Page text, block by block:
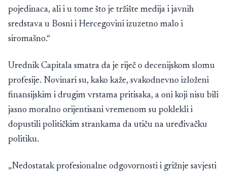
pojedinaca, ali i u tome što je tržište medija i javnih
sredstava u Bosni i Hercegovini izuzetno malo i
siromašno.“
Urednik Capitala smatra da je riječ o decenijskom slomu
profesije. Novinari su, kako kaže, svakodnevno izloženi
finansijskim i drugim vrstama pritisaka, a oni koji nisu bili
jasno moralno orijentisani vremenom su poklekli i
dopustili političkim strankama da utiču na uređivačku
politiku.
„Nedostatak profesionalne odgovornosti i grižnje savjesti